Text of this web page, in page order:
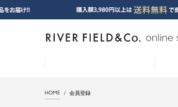
HOME 会員登録